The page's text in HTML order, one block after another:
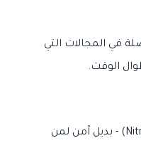
في المجالات التي
الوقت.
نيتريل عالي الجودة (Nitrile) - بديل آمن لمن